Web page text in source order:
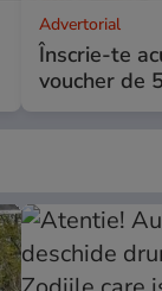
Advertorial
Înscrie-te
voucher de